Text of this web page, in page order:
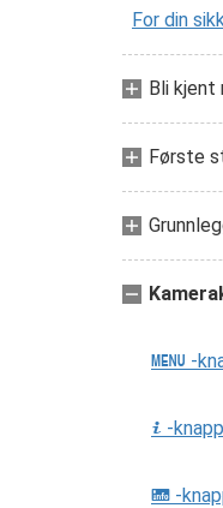
For din
Bli kjent
Første
G -
i -
R -